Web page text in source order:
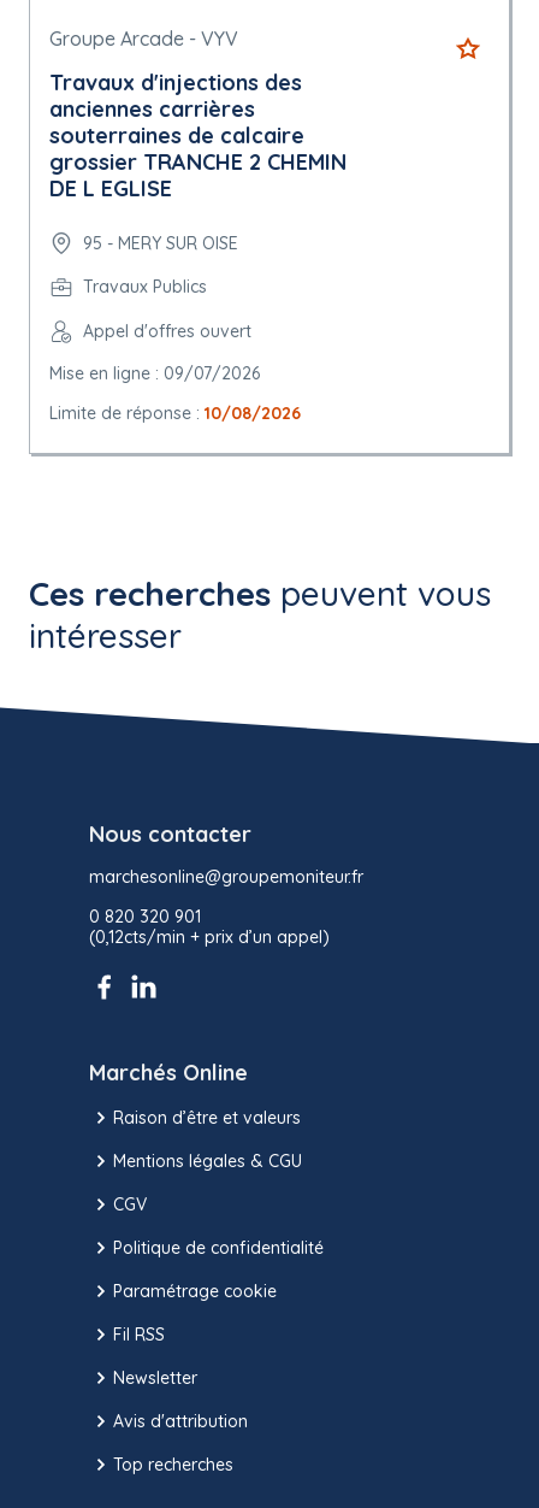
Groupe Arcade - VYV
Travaux d'injections des
anciennes carrières
souterraines de calcaire
grossier TRANCHE 2 CHEMIN
DE L EGLISE
95 - MERY SUR OISE
Travaux Publics
Appel d'offres ouvert
Mise en ligne : 09/07/2026
Limite de réponse : 10/08/2026
Ces recherches peuvent vous
intéresser
Nous contacter
marchesonline@groupemoniteur.fr
0 820 320 901
(0,12cts/min + prix d’un appel)
Marchés Online
Raison d’être et valeurs
Mentions légales & CGU
CGV
Politique de confidentialité
Paramétrage cookie
Fil RSS
Newsletter
Avis d'attribution
Top recherches